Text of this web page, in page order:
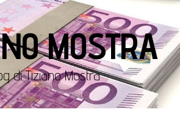
MOSTRA
di Tiziano Mostra